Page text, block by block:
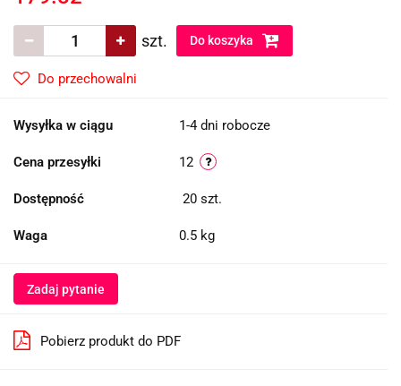
szt. Do koszyka
Do przechowalni
Wysyłka w ciągu 1-4 dni robocze
Cena przesyłki 12
Dostępność 20 szt.
Waga 0.5 kg
Zadaj pytanie
Pobierz produkt do PDF